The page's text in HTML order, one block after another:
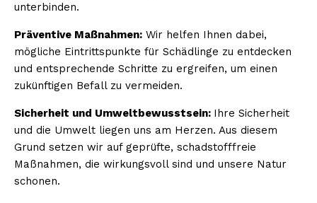
unterbinden.
Präventive Maßnahmen: Wir helfen Ihnen dabei,
mögliche Eintrittspunkte für Schädlinge zu entdecken
und entsprechende Schritte zu ergreifen, um einen
zukünftigen Befall zu vermeiden.
Sicherheit und Umweltbewusstsein: Ihre Sicherheit
und die Umwelt liegen uns am Herzen. Aus diesem
Grund setzen wir auf geprüfte, schadstofffreie
Maßnahmen, die wirkungsvoll sind und unsere Natur
schonen.